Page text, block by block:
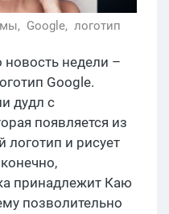
Google, логотип
новость недели –
Google.
дудл с
появляется из
логотип и рисует
принадлежит Каю
позволительно